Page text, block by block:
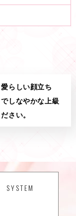
らしい顔立ち
しなやかな上級
さい。
SYSTEM